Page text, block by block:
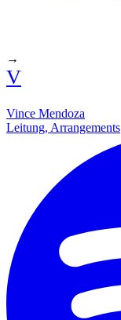
→
V
Vince Mendoza
Leitung, Arrangements